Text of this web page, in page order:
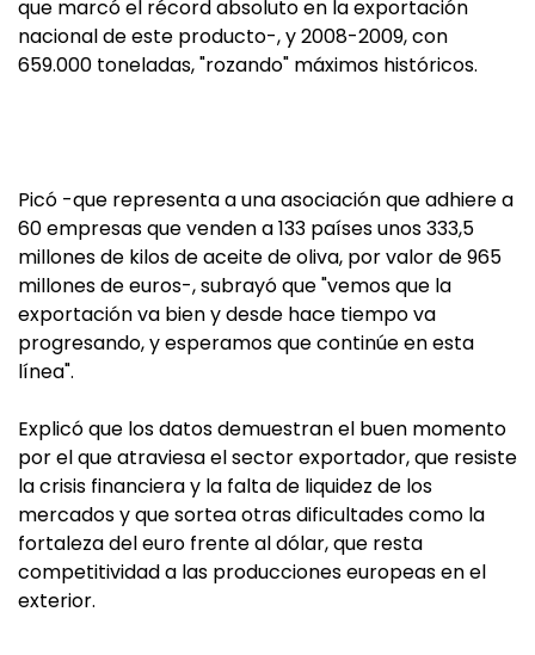
que marcó el récord absoluto en la exportación
nacional de este producto-, y 2008-2009, con
659.000 toneladas, "rozando" máximos históricos.
Picó -que representa a una asociación que adhiere a
60 empresas que venden a 133 países unos 333,5
millones de kilos de aceite de oliva, por valor de 965
millones de euros-, subrayó que "vemos que la
exportación va bien y desde hace tiempo va
progresando, y esperamos que continúe en esta
línea".
Explicó que los datos demuestran el buen momento
por el que atraviesa el sector exportador, que resiste
la crisis financiera y la falta de liquidez de los
mercados y que sortea otras dificultades como la
fortaleza del euro frente al dólar, que resta
competitividad a las producciones europeas en el
exterior.